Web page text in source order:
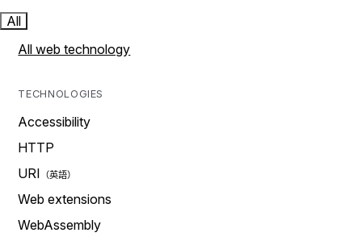
All
All web technology
TECHNOLOGIES
Accessibility
HTTP
URI
Web extensions
WebAssembly